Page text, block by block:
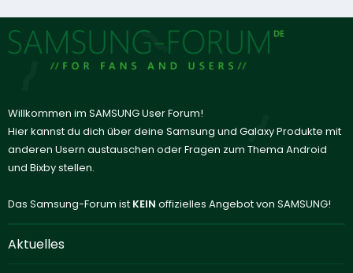
Willkommen im SAMSUNG User Forum!
Hier kannst du dich über deine Samsung und Galaxy Produkte mit
anderen Usern austauschen oder Fragen zum Thema Android
und Bixby stellen.
Das Samsung-Forum ist KEIN offizielles Angebot von SAMSUNG!
Aktuelles